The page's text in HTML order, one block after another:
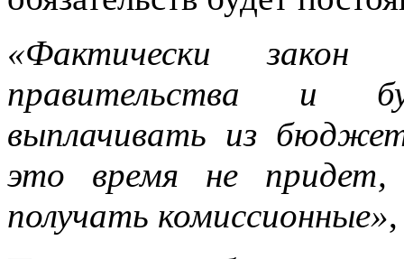
«Фактически
правительства и
выплачивать из
это время не придет,
получать комиссионные»